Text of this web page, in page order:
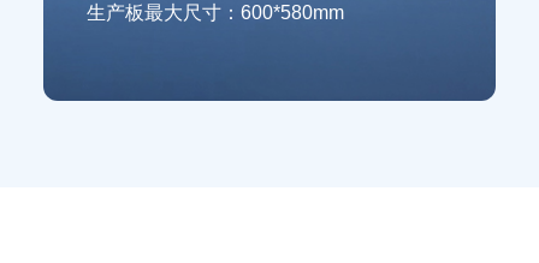
生产板最大尺寸：600*580mm